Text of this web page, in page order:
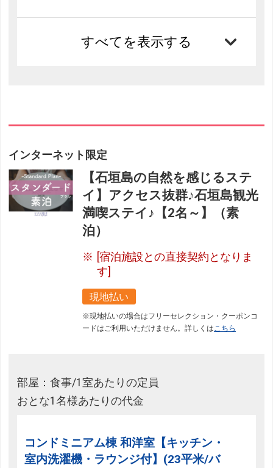
すべてを表示する
インターネット限定
【石垣島の自然を感じるステ
イ】アクセス抜群♪石垣島観光
満喫ステイ♪【2名～】（素
泊）
[宿泊施設との直接契約となりま
す]
現地払い
※現地払いの場合はフリーセレクション・クーポンコ
ードはご利用いただけません。詳しくはこちら
部屋：食事/1室あたりの定員
おとな1名様あたりの代金
コンドミニアム棟 和洋室【キッチン・
室内洗濯機・ラウンジ付】(23平米/バ